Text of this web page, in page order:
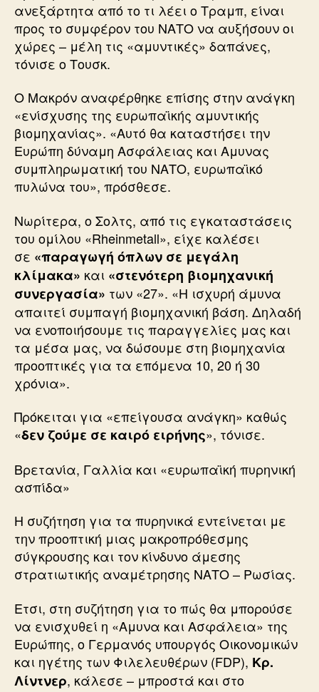
ανεξάρτητα από το τι λέει ο Τραμπ, είναι
προς το συμφέρον του ΝΑΤΟ να αυξήσουν οι
χώρες – μέλη τις «αμυντικές» δαπάνες,
τόνισε ο Τουσκ.
Ο Μακρόν αναφέρθηκε επίσης στην ανάγκη
«ενίσχυσης της ευρωπαϊκής αμυντικής
βιομηχανίας». «Αυτό θα καταστήσει την
Ευρώπη δύναμη Ασφάλειας και Αμυνας
συμπληρωματική του ΝΑΤΟ, ευρωπαϊκό
πυλώνα του», πρόσθεσε.
Νωρίτερα, ο Σολτς, από τις εγκαταστάσεις
του ομίλου «Rheinmetall», είχε καλέσει
σε «παραγωγή όπλων σε μεγάλη
κλίμακα» και «στενότερη βιομηχανική
συνεργασία» των «27». «Η ισχυρή άμυνα
απαιτεί συμπαγή βιομηχανική βάση. Δηλαδή
να ενοποιήσουμε τις παραγγελίες μας και
τα μέσα μας, να δώσουμε στη βιομηχανία
προοπτικές για τα επόμενα 10, 20 ή 30
χρόνια».
Πρόκειται για «επείγουσα ανάγκη» καθώς
«δεν ζούμε σε καιρό ειρήνης», τόνισε.
Βρετανία, Γαλλία και «ευρωπαϊκή πυρηνική
ασπίδα»
Η συζήτηση για τα πυρηνικά εντείνεται με
την προοπτική μιας μακροπρόθεσμης
σύγκρουσης και τον κίνδυνο άμεσης
στρατιωτικής αναμέτρησης ΝΑΤΟ – Ρωσίας.
Ετσι, στη συζήτηση για το πώς θα μπορούσε
να ενισχυθεί η «Αμυνα και Ασφάλεια» της
Ευρώπης, ο Γερμανός υπουργός Οικονομικών
και ηγέτης των Φιλελευθέρων (FDP), Κρ.
Λίντνερ, κάλεσε – μπροστά και στο